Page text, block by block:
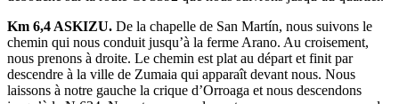
Km 6,4 ASKIZU. De la chapelle de San Martín, nous suivons le
chemin qui nous conduit jusqu’à la ferme Arano. Au croisement,
nous prenons à droite. Le chemin est plat au départ et finit par
descendre à la ville de Zumaia qui apparaît devant nous. Nous
laissons à notre gauche la crique d’Orroaga et nous descendons